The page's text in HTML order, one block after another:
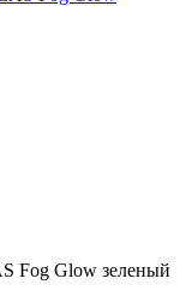
Fog Glow зеленый